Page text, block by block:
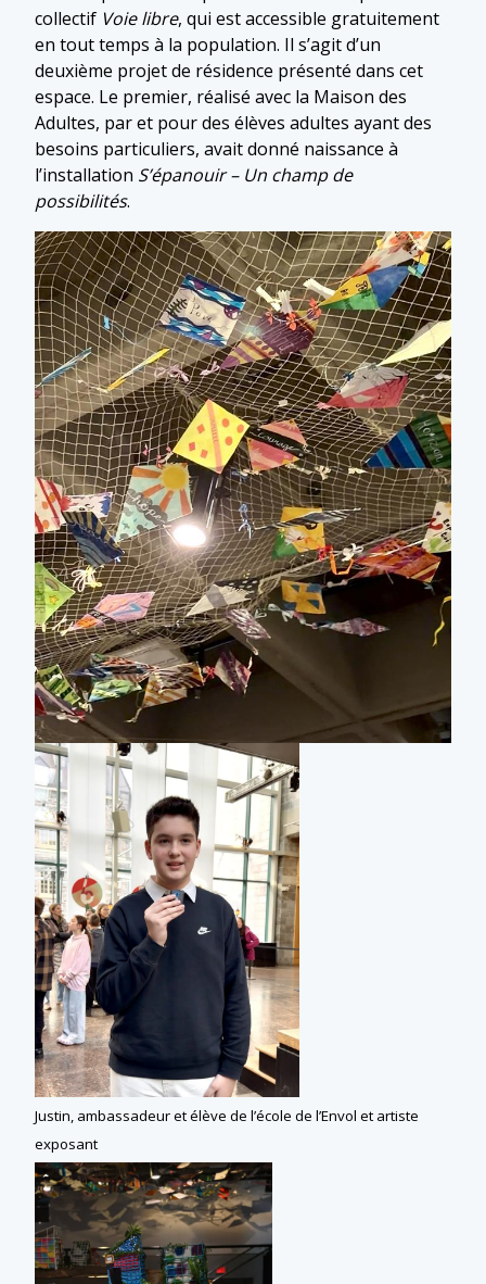
collectif Voie libre, qui est accessible gratuitement
en tout temps à la population. Il s’agit d’un
deuxième projet de résidence présenté dans cet
espace. Le premier, réalisé avec la Maison des
Adultes, par et pour des élèves adultes ayant des
besoins particuliers, avait donné naissance à
l’installation S’épanouir – Un champ de
possibilités.
Justin, ambassadeur et élève de l’école de l’Envol et artiste
exposant